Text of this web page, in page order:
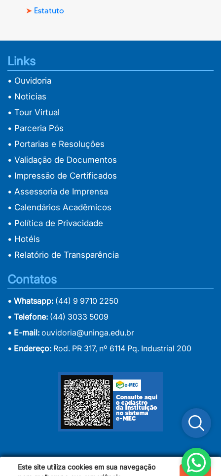
Verkossa jokainen hetki saa uuden merkityksen, kun
Zoals een goed ontworpen structuur vertrouwen
➤ Estatuto
Links
• Ouvidoria
• Noticias
• Tour Virtual
• Parceria Pós
• Portarias e Resoluções
• Validação de Documentos
• Impressão de Certificados
• Assessoria de Imprensa
• Calendários Acadêmicos
• Política de Privacidade
• Hotéis
• Relatório de Transparência
Contatos
• Whatsapp: (44) 9 9710 2250
• Telefone: (44) 3033 5009
• E-mail: ouvidoria@uninga.edu.br
• Endereço: Rod. PR 317, nº 6114 Pq. Industrial 200
Copyright 2024 | Uningá - Centro Universitário Ingá
Este site utiliza cookies em sua navegação
Ok